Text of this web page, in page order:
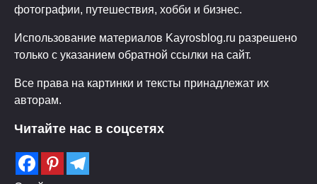
фотографии, путешествия, хобби и бизнес.
Использование материалов Kayrosblog.ru разрешено
только с указанием обратной ссылки на сайт.
Все права на картинки и тексты принадлежат их
авторам.
Читайте нас в соцсетях